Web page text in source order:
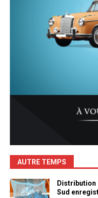
AUTRE TEMPS
Distribution
Sud